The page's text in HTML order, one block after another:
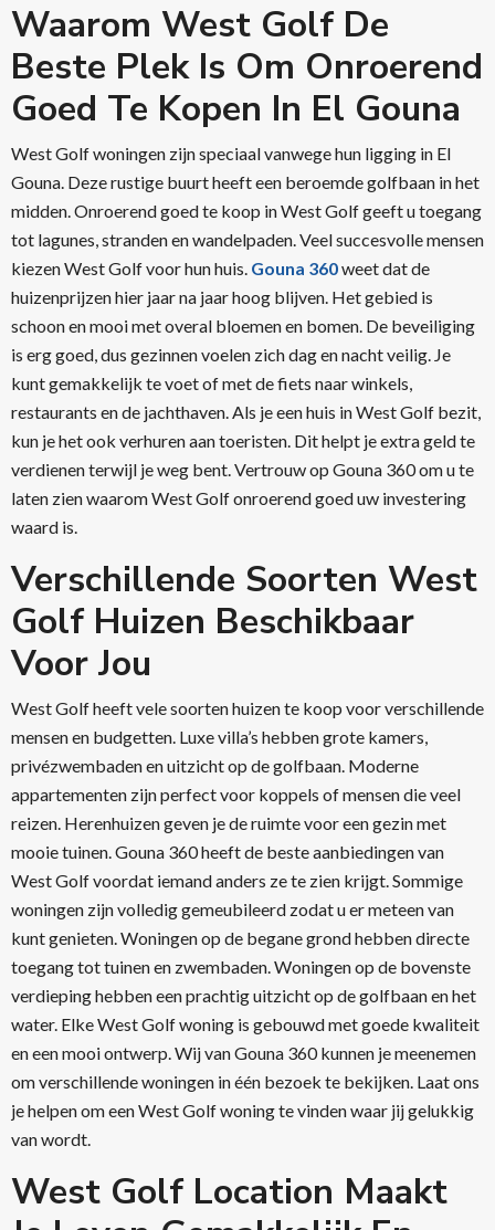
Waarom West Golf De
Beste Plek Is Om Onroerend
Goed Te Kopen In El Gouna
West Golf woningen zijn speciaal vanwege hun ligging in El
Gouna. Deze rustige buurt heeft een beroemde golfbaan in het
midden. Onroerend goed te koop in West Golf geeft u toegang
tot lagunes, stranden en wandelpaden. Veel succesvolle mensen
kiezen West Golf voor hun huis. Gouna 360weet dat de
huizenprijzen hier jaar na jaar hoog blijven. Het gebied is
schoon en mooi met overal bloemen en bomen. De beveiliging
is erg goed, dus gezinnen voelen zich dag en nacht veilig. Je
kunt gemakkelijk te voet of met de fiets naar winkels,
restaurants en de jachthaven. Als je een huis in West Golf bezit,
kun je het ook verhuren aan toeristen. Dit helpt je extra geld te
verdienen terwijl je weg bent. Vertrouw op Gouna 360 om u te
laten zien waarom West Golf onroerend goed uw investering
waard is.
Verschillende Soorten West
Golf Huizen Beschikbaar
Voor Jou
West Golf heeft vele soorten huizen te koop voor verschillende
mensen en budgetten. Luxe villa’s hebben grote kamers,
privézwembaden en uitzicht op de golfbaan. Moderne
appartementen zijn perfect voor koppels of mensen die veel
reizen. Herenhuizen geven je de ruimte voor een gezin met
mooie tuinen. Gouna 360 heeft de beste aanbiedingen van
West Golf voordat iemand anders ze te zien krijgt. Sommige
woningen zijn volledig gemeubileerd zodat u er meteen van
kunt genieten. Woningen op de begane grond hebben directe
toegang tot tuinen en zwembaden. Woningen op de bovenste
verdieping hebben een prachtig uitzicht op de golfbaan en het
water. Elke West Golf woning is gebouwd met goede kwaliteit
en een mooi ontwerp. Wij van Gouna 360 kunnen je meenemen
om verschillende woningen in één bezoek te bekijken. Laat ons
je helpen om een West Golf woning te vinden waar jij gelukkig
van wordt.
West Golf Location Maakt